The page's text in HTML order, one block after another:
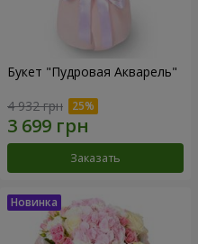
Букет "Пудровая Акварель"
4 932 грн
Заказать